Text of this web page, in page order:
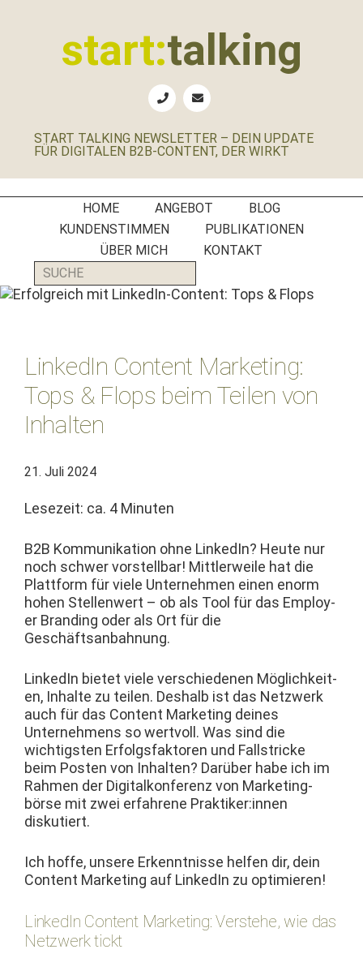
start:talking
B2B-
Social
Media
Manager
PR-
Agenturen
START TALKING NEWSLETTER – DEIN UPDATE
FÜR DIGITALEN B2B-CONTENT, DER WIRKT
HOME ANGEBOT
BLOG
KUNDENSTIMMEN
PUBLIKATIONEN
ÜBER MICH
KONTAKT
SUCHE
LinkedIn Content Marketing:
Tops & Flops beim Teilen von
Inhalten
21. Juli 2024
Lesezeit: ca. 4 Minuten
B2B Kom­mu­nika­tion ohne LinkedIn? Heute nur
noch schw­er vorstell­bar! Mit­tler­weile hat die
Plat­tform für viele Unternehmen einen enorm
hohen Stel­len­wert – ob als Tool für das Employ­
er Brand­ing oder als Ort für die
Geschäftsanbahnung.
LinkedIn bietet viele ver­schiede­nen Möglichkeit­
en, Inhalte zu teilen. Deshalb ist das Net­zw­erk
auch für das Con­tent Mar­ket­ing deines
Unternehmens so wertvoll. Was sind die
wichtig­sten Erfol­gs­fak­toren und Fall­stricke
beim Posten von Inhal­ten? Darüber habe ich im
Rah­men der Dig­italkon­ferenz von Mar­ket­ing­
börse mit zwei erfahrene Praktiker:innen
diskutiert.
Ich hoffe, unsere Erken­nt­nisse helfen dir, dein
Con­tent Mar­ket­ing auf LinkedIn zu optimieren!
LinkedIn Content Marketing: Verstehe, wie das
Netzwerk tickt